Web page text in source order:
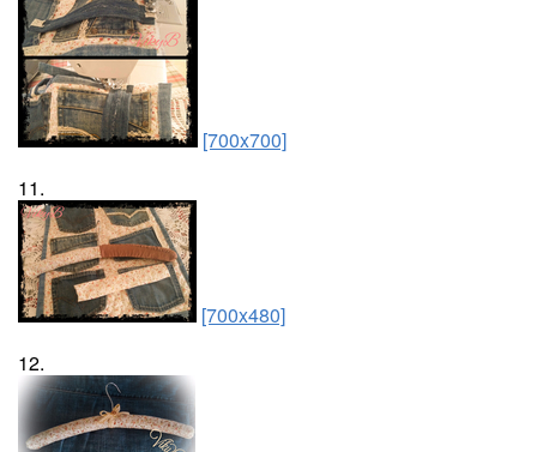
[700x700]
11.
[700x480]
12.